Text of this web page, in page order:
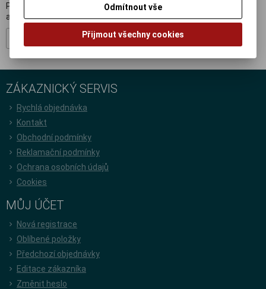
Přihlašte se k odběru novinek a buďte informováni o novinkách,
akcích a soutěžích.
ZÁKAZNICKÝ SERVIS
Rychlá objednávka
Kontakt
Obchodní podmínky
Reklamační podmínky
Ochrana osobních údajů
Cookies
MŮJ ÚČET
Nová registrace
Oblíbené položky
Předchozí objednávky
Editace zákazníka
Změnit heslo
Odmítnout vše
Přijmout všechny cookies